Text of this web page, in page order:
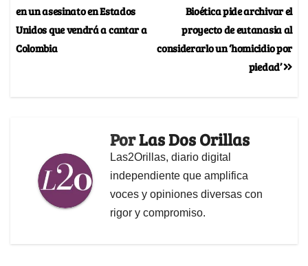
Bioética pide archivar el
proyecto de eutanasia al
considerarlo un ‘homicidio por
piedad’
en un asesinato en Estados
Unidos que vendrá a cantar a
Colombia
PorLas Dos Orillas
Las2Orillas, diario digital
independiente que amplifica
voces y opiniones diversas con
rigor y compromiso.